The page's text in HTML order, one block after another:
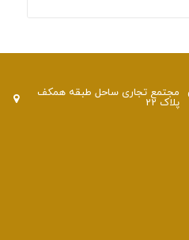
مجتمع تجاری ساحل طبقه همکف
پلاک 22